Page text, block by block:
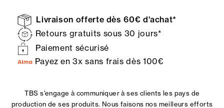
Livraison offerte dès 60€ d'achat*
Retours gratuits sous 30 jours*
Paiement sécurisé
Payez en 3x sans frais dès 100€
TBS s'engage à communiquer à ses clients les pays de
production de ses produits. Nous faisons nos meilleurs efforts